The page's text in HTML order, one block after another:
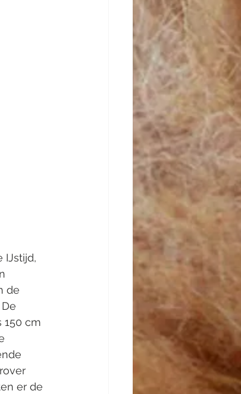
IJstijd,
de
150 cm
er de